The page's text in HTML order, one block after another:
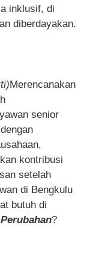
inklusif, di
diberdayakan.
Merencanakan
senior
kontribusi
setelah
di Bengkulu
butuh di
?